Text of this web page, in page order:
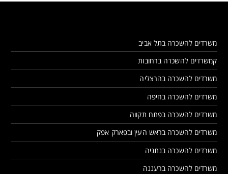
משרדים להשכרה בתל אביב
קמשרדים להשכרה ברחובות
משרדים להשכרה בהרצליה
משרדים להשכרה בחיפה
משרדים להשכרה בפתח תקווה
משרדים להשכרה בראש העין ובפארק אפק
משרדים להשכרה בנתניה
משרדים להשכרה ברעננה